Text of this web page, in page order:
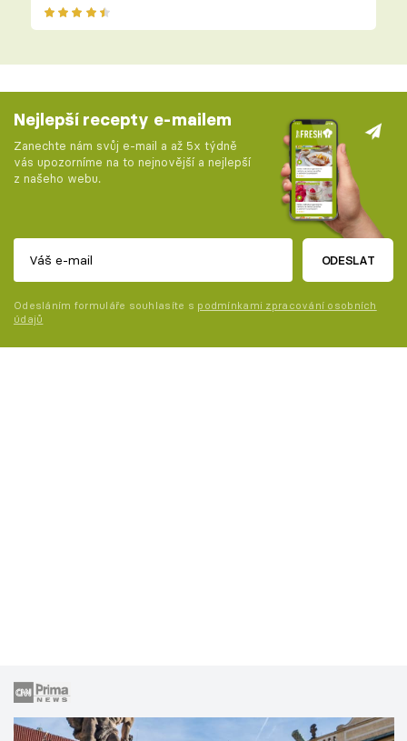
Nejlepší recepty e-mailem
Zanechte nám svůj e-mail a až 5x týdně
vás upozorníme na to nejnovější a nejlepší
z našeho webu.
ODESLAT
Odesláním formuláře souhlasíte s podmínkami zpracování osobních
údajů